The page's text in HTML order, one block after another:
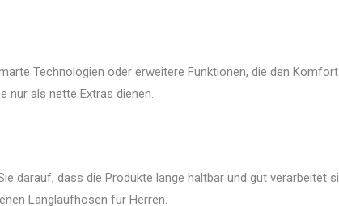
Technologien oder erweitere Funktionen, die den
nur als nette Extras dienen.
darauf, dass die Produkte lange haltbar und gut verarbeitet
Langlaufhosen für Herren.